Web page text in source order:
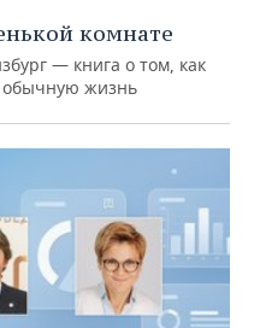
комнате
— книга о том, как
обычную жизнь